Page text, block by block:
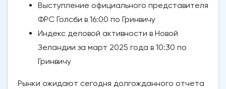
Выступление официального представителя
ФРС Голсби в 16:00 по Гринвичу
Индекс деловой активности в Новой
Зеландии за март 2025 года в 10:30 по
Гринвичу
Рынки ожидают сегодня долгожданного отчета